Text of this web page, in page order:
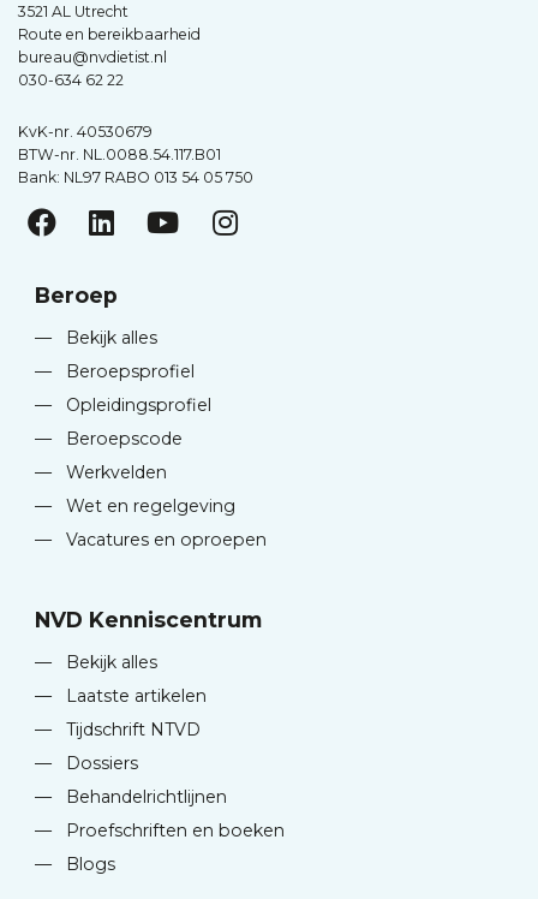
3521 AL Utrecht
Route en bereikbaarheid
bureau@nvdietist.nl
030-634 62 22
KvK-nr. 40530679
BTW-nr. NL.0088.54.117.B01
Bank: NL97 RABO 013 54 05 750
Beroep
—
Bekijk alles
—
Beroepsprofiel
—
Opleidingsprofiel
—
Beroepscode
—
Werkvelden
—
Wet en regelgeving
—
Vacatures en oproepen
NVD Kenniscentrum
—
Bekijk alles
—
Laatste artikelen
—
Tijdschrift NTVD
—
Dossiers
—
Behandelrichtlijnen
—
Proefschriften en boeken
—
Blogs